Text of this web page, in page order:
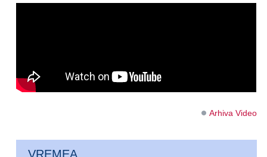
Arhiva Video
VREMEA